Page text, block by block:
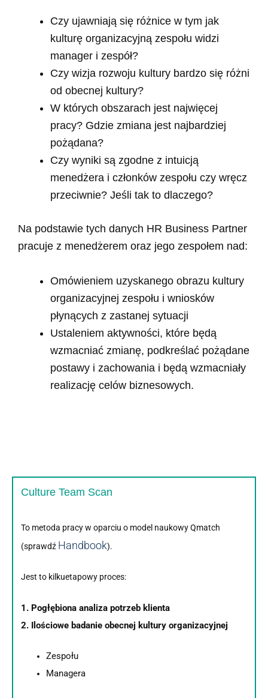
Czy ujawniają się różnice w tym jak
kulturę organizacyjną zespołu widzi
manager i zespół?
Czy wizja rozwoju kultury bardzo się różni
od obecnej kultury?
W których obszarach jest najwięcej
pracy? Gdzie zmiana jest najbardziej
pożądana?
Czy wyniki są zgodne z intuicją
menedżera i członków zespołu czy wręcz
przeciwnie? Jeśli tak to dlaczego?
Na podstawie tych danych HR Business Partner
pracuje z menedżerem oraz jego zespołem nad:
Omówieniem uzyskanego obrazu kultury
organizacyjnej zespołu i wniosków
płynących z zastanej sytuacji
Ustaleniem aktywności, które będą
wzmacniać zmianę, podkreślać pożądane
postawy i zachowania i będą wzmacniały
realizację celów biznesowych.
Culture Team Scan
To metoda pracy w oparciu o model naukowy Qmatch
(sprawdź Handbook).
Jest to kilkuetapowy proces:
1. Pogłębiona analiza potrzeb klienta
2. Ilościowe badanie obecnej kultury organizacyjnej
Zespołu
Managera